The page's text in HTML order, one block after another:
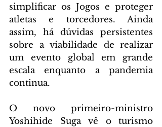
simplificar os Jogos e proteger
atletas e torcedores. Ainda
assim, há dúvidas persistentes
sobre a viabilidade de realizar
um evento global em grande
escala enquanto a pandemia
continua.
O novo primeiro-ministro
Yoshihide Suga vê o turismo